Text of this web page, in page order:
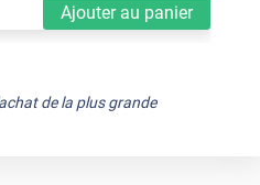
Ajouter au panier
de la plus grande